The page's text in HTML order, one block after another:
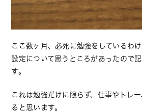
ここ数ヶ月、必死に勉強をしているわ
設定について思うところがあったので
す。
これは勉強だけに限らず、仕事やトレ
ると思います。